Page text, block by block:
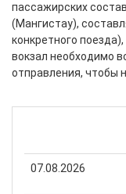
пассажирских
(Мангистау),
конкретного
вокзал необходимо
отправления, чтобы
07.08.2026